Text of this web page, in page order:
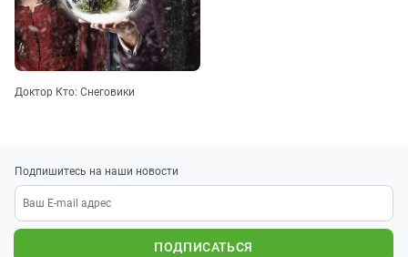
Доктор Кто: Снеговики
Подпишитесь на наши новости
ПОДПИСАТЬСЯ